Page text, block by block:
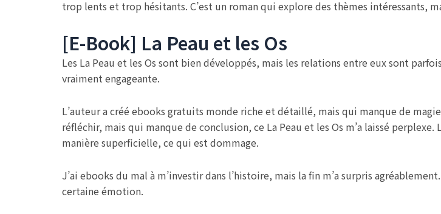
trop lents et trop hésitants. C’est un roman qui explore des thèmes intéressants,
[E-Book] La Peau et les Os
Les La Peau et les Os sont bien développés, mais les relations entre eux sont
vraiment engageante.
L’auteur a créé ebooks gratuits monde riche et détaillé, mais qui manque de
réfléchir, mais qui manque de conclusion, ce La Peau et les Os m’a laissé
manière superficielle, ce qui est dommage.
J’ai ebooks du mal à m’investir dans l’histoire, mais la fin m’a surpris
certaine émotion.